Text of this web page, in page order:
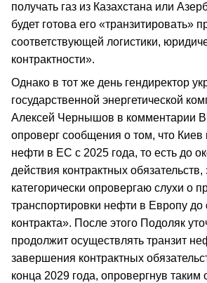
получать газ из Казахстана или
будет готова его «транзитировать»
соответствующей логистики,
контрактности».
Однако в тот же день гендиректор
государственной энергетической
Алексей Чернышов в комментарии
опроверг сообщения о том, что Киев
нефти в ЕС с 2025 года, то есть до
действия контрактных
категорически опровергаю слухи о
транспортировки нефти в Европу до
контракта». После этого Подоляк
продолжит осуществлять транзит
завершения контрактных
конца 2029 года, опровергнув таким